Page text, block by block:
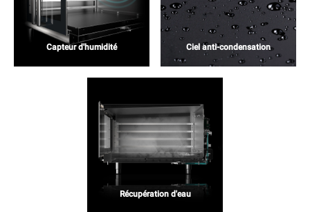
Capteur d'humidité Ciel anti-condensation
Récupération d'eau